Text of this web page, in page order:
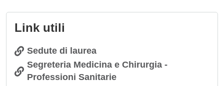
Link utili
Sedute di laurea
Segreteria Medicina e Chirurgia -
Professioni Sanitarie